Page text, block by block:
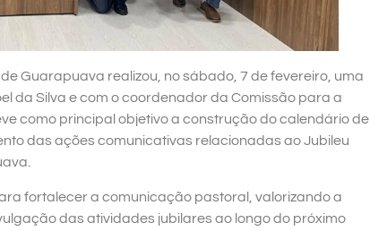
Guarapuava realizou, no sábado, 7 de fevereiro, uma
da Silva e com o coordenador da Comissão para a
como principal objetivo a construção do calendário de
das ações comunicativas relacionadas ao Jubileu
fortalecer a comunicação pastoral, valorizando a
das atividades jubilares ao longo do próximo